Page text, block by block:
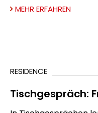
MEHR ERFAHREN
RESIDENCE
Tischgespräch: